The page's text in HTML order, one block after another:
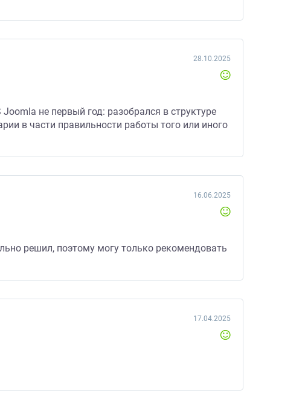
28.10.2025
не первый год: разобрался в структуре
в части правильности работы того или иного
16.06.2025
решил, поэтому могу только рекомендовать
17.04.2025